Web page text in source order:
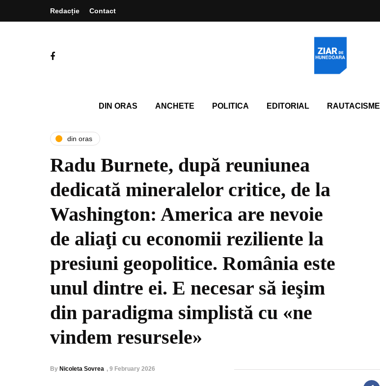
Redacție Contact
DIN ORAS ANCHETE POLITICA EDITORIAL RAUTACISME
din oras
Radu Burnete, după reuniunea
dedicată mineralelor critice, de la
Washington: America are nevoie
de aliaţi cu economii reziliente la
presiuni geopolitice. România este
unul dintre ei. E necesar să ieşim
din paradigma simplistă cu «ne
vindem resursele»
By Nicoleta Sovrea , 9 February 2026